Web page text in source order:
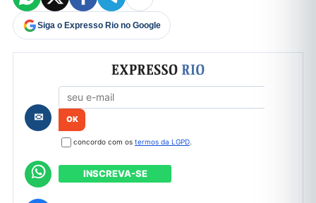
Siga o Expresso Rio no Google
Formulário de cadastro
✉
concordo com os termos da LGPD.
INSCREVA-SE